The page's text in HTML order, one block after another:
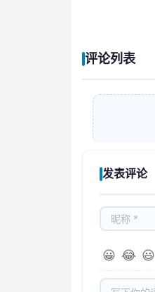
评论列表
发表评论
😀 😂 😃